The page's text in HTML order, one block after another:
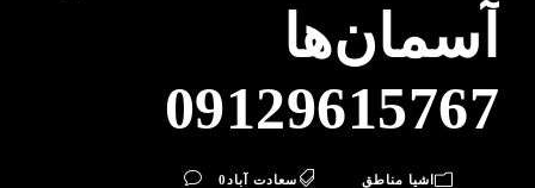
آسمان‌ها
09129615767
اشیا مناطق سعادت آباد0